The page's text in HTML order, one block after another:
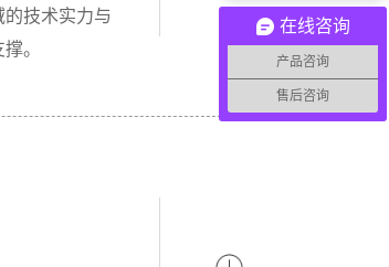
技术实力与
。
在线咨询
产品咨询
售后咨询